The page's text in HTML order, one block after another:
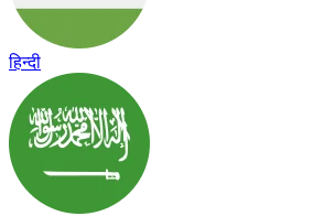
हिन्दी